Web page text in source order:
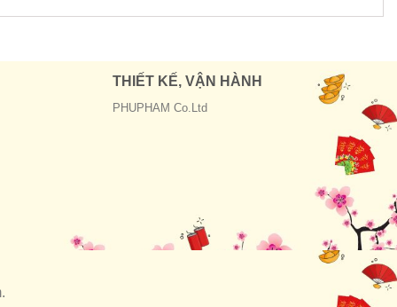
THIẾT KẾ, VẬN HÀNH
PHUPHAM Co.Ltd